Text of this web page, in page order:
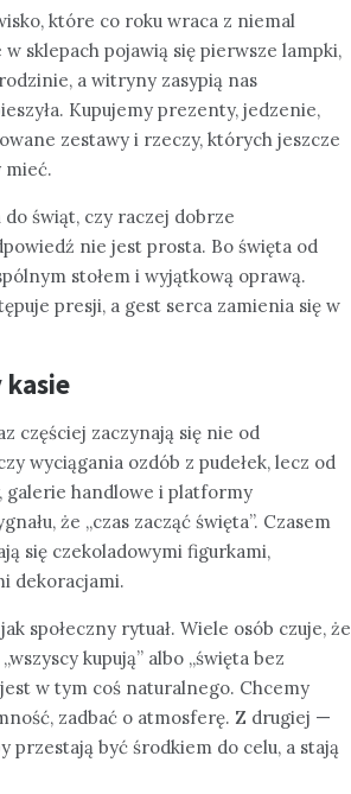
które co roku wraca z niemal
sklepach pojawią się pierwsze lampki,
a witryny zasypią nas
Kupujemy prezenty, jedzenie,
zestawy i rzeczy, których jeszcze
mieć.
świąt, czy raczej dobrze
nie jest prosta. Bo święta od
stołem i wyjątkową oprawą.
presji, a gest serca zamienia się w
kasie
częściej zaczynają się nie od
wyciągania ozdób z pudełek, lecz od
galerie handlowe i platformy
że „czas zacząć święta”. Czasem
się czekoladowymi figurkami,
dekoracjami.
jak społeczny rytuał. Wiele osób czuje, że
kupują” albo „święta bez
w tym coś naturalnego. Chcemy
zadbać o atmosferę. Z drugiej —
przestają być środkiem do celu, a stają